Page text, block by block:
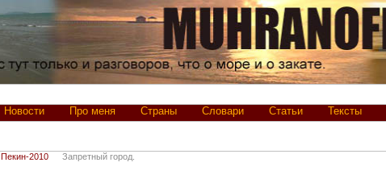
Новости Про меня Страны Словари Статьи Тексты
Пекин-2010 Запретный город.